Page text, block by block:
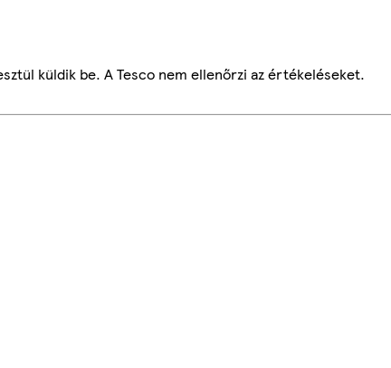
küldik be. A Tesco nem ellenőrzi az értékeléseket.